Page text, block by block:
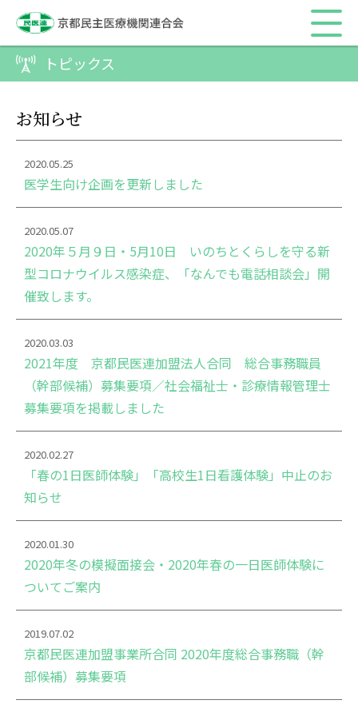
トピックス
お知らせ
2020.05.25
医学生向け企画を更新しました
2020.05.07
2020年５月９日・5月10日 いのちとくらしを守る新
型コロナウイルス感染症、「なんでも電話相談会」開
催致します。
2020.03.03
2021年度 京都民医連加盟法人合同 総合事務職員
（幹部候補）募集要項／社会福祉士・診療情報管理士
募集要項を掲載しました
2020.02.27
「春の1日医師体験」「高校生1日看護体験」中止のお
知らせ
2020.01.30
2020年冬の模擬面接会・2020年春の一日医師体験に
ついてご案内
2019.07.02
京都民医連加盟事業所合同 2020年度総合事務職（幹
部候補）募集要項